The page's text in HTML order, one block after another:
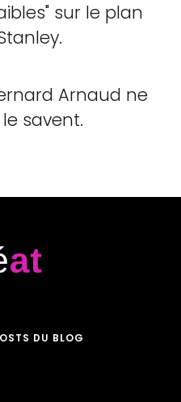
sur le plan
Arnaud ne
savent.
DU BLOG